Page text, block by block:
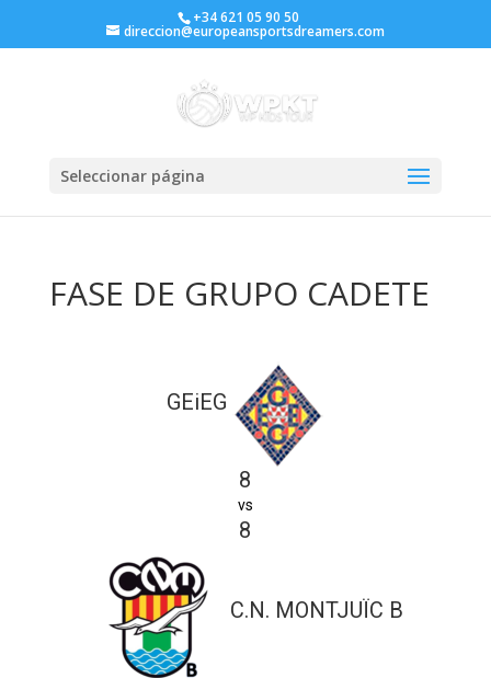
+34 621 05 90 50
direccion@europeansportsdreamers.com
Seleccionar página
FASE DE GRUPO CADETE
GEiEG
8
vs
8
C.N. MONTJUÏC B